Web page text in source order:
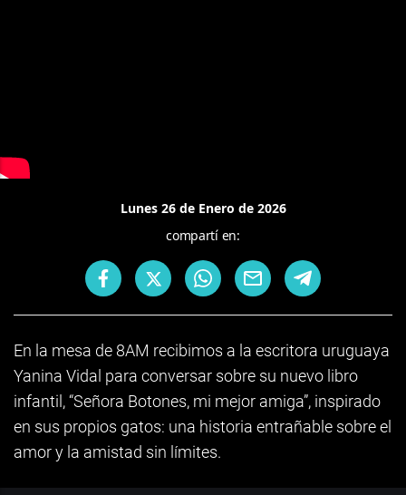
Lunes 26 de Enero de 2026
compartí en:
En la mesa de 8AM recibimos a la escritora uruguaya
Yanina Vidal para conversar sobre su nuevo libro
infantil, “Señora Botones, mi mejor amiga”, inspirado
en sus propios gatos: una historia entrañable sobre el
amor y la amistad sin límites.